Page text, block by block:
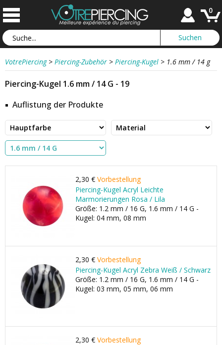
0
VotrePiercing > Piercing-Zubehör > Piercing-Kugel > 1.6 mm / 14 g
Piercing-Kugel 1.6 mm / 14 G - 19
Auflistung der Produkte
2,30 € Vorbestellung
Piercing-Kugel Acryl Leichte
Marmorierungen Rosa / Lila
Größe: 1.2 mm / 16 G, 1.6 mm / 14 G -
Kugel: 04 mm, 08 mm
2,30 € Vorbestellung
Piercing-Kugel Acryl Zebra Weiß / Schwarz
Größe: 1.2 mm / 16 G, 1.6 mm / 14 G -
Kugel: 03 mm, 05 mm, 06 mm
2,30 € Vorbestellung